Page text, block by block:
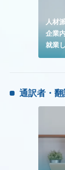
人材
企業
就業
通訳者・